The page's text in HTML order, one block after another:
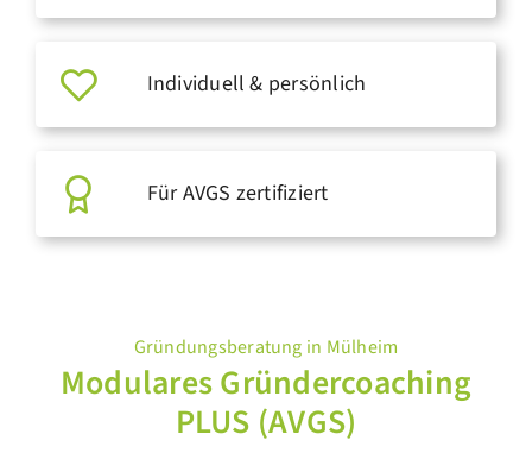
Individuell & persönlich
Für AVGS zertifiziert
Gründungsberatung in Mülheim
Modulares Gründercoaching
PLUS (AVGS)